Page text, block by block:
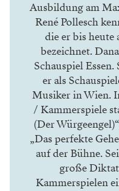
Ausbildung am
René Pollesch
die er bis heute
bezeichnet.
Schauspiel
er als
Musiker in Wien.
/ Kammerspiele
(Der Würgeengel)
„Das perfekte
auf der Bühne.
große
Kammerspielen